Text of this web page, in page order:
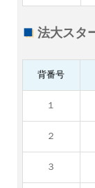
法大スタ
背番号
１
２
３